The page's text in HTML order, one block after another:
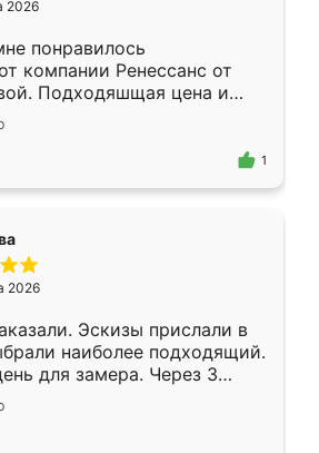
2026
понравилось
компании Ренессанс от
Подходяшщая цена и
изготовления. Приехавший
Владислав
эскизу самый
1
2026
Эскизы прислали в
наиболее подходящий.
для замера. Через 3
уже готова. Остались
Спасибо Ренессанс
работу!